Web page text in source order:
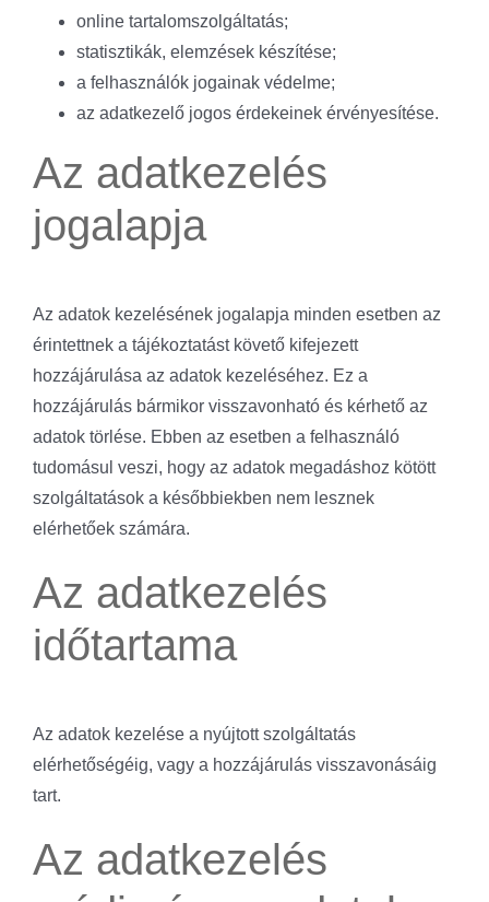
online tartalomszolgáltatás;
statisztikák, elemzések készítése;
a felhasználók jogainak védelme;
az adatkezelő jogos érdekeinek érvényesítése.
Az adatkezelés
jogalapja
Az adatok kezelésének jogalapja minden esetben az
érintettnek a tájékoztatást követő kifejezett
hozzájárulása az adatok kezeléséhez. Ez a
hozzájárulás bármikor visszavonható és kérhető az
adatok törlése. Ebben az esetben a felhasználó
tudomásul veszi, hogy az adatok megadáshoz kötött
szolgáltatások a későbbiekben nem lesznek
elérhetőek számára.
Az adatkezelés
időtartama
Az adatok kezelése a nyújtott szolgáltatás
elérhetőségéig, vagy a hozzájárulás visszavonásáig
tart.
Az adatkezelés